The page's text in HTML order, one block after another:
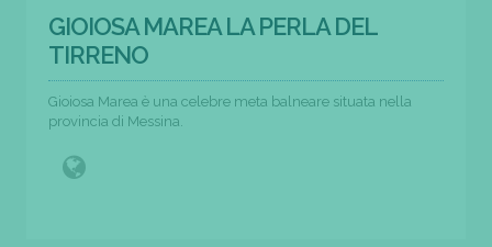
GIOIOSA MAREA LA PERLA DEL
TIRRENO
Gioiosa Marea è una celebre meta balneare situata nella
provincia di Messina.